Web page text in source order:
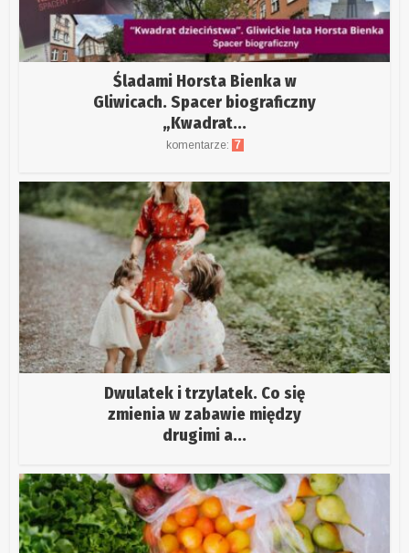
Śladami Horsta Bienka w
Gliwicach. Spacer biograficzny
„Kwadrat...
komentarze: 7
Dwulatek i trzylatek. Co się
zmienia w zabawie między
drugimi a...